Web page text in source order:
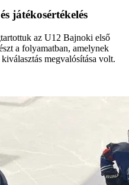
játékosértékelés
az U12 Bajnoki első
a folyamatban, amelynek
megvalósítása volt.